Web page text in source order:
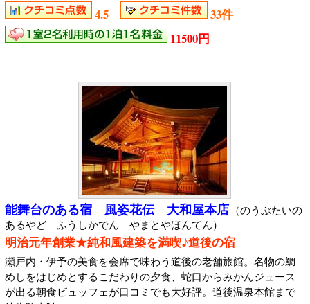
4.5
33件
11500円
能舞台のある宿 風姿花伝 大和屋本店 （のうぶたいの
あるやど ふうしかでん やまとやほんてん）
明治元年創業★純和風建築を満喫♪道後の宿
瀬戸内・伊予の美食を会席で味わう道後の老舗旅館。名物の鯛
めしをはじめとするこだわりの夕食、蛇口からみかんジュース
が出る朝食ビュッフェが口コミでも大好評。道後温泉本館まで